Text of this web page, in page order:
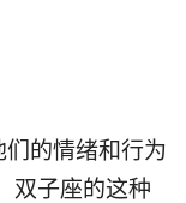
的情绪和行为
双子座的这种